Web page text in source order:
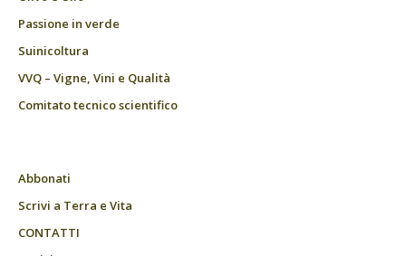
Passione in verde
Suinicoltura
VVQ – Vigne, Vini e Qualità
Comitato tecnico scientifico
Abbonati
Scrivi a Terra e Vita
CONTATTI